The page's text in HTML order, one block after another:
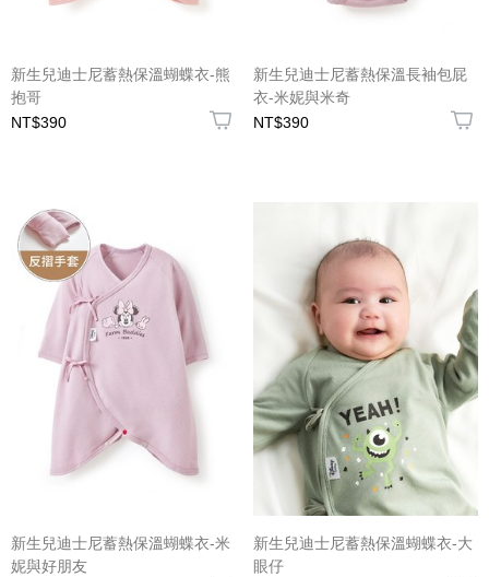
新生兒迪士尼蓄熱保溫蝴蝶衣-熊
抱哥
NT$390
新生兒迪士尼蓄熱保溫長袖包屁
衣-米妮與米奇
NT$390
新生兒迪士尼蓄熱保溫蝴蝶衣-米
妮與好朋友
新生兒迪士尼蓄熱保溫蝴蝶衣-大
眼仔